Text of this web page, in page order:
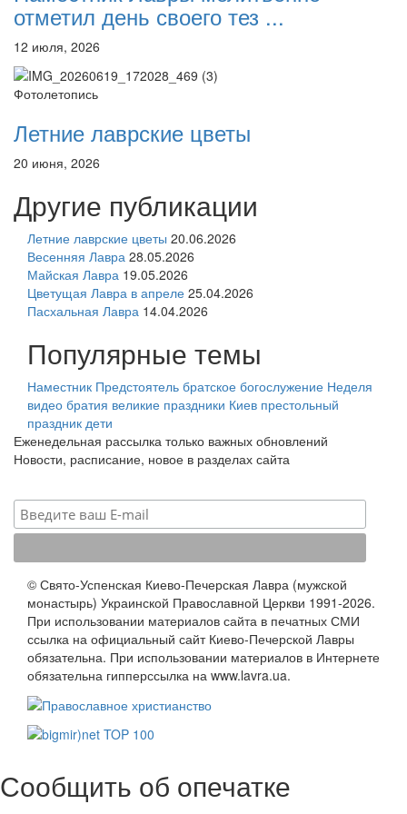
отметил день своего тез ...
12 июля, 2026
Фотолетопись
Летние лаврские цветы
20 июня, 2026
Другие публикации
Летние лаврские цветы 20.06.2026
Весенняя Лавра 28.05.2026
Майская Лавра 19.05.2026
Цветущая Лавра в апреле 25.04.2026
Пасхальная Лавра 14.04.2026
Популярные темы
Наместник Предстоятель братское богослужение Неделя
видео братия великие праздники Киев престольный
праздник дети
Еженедельная рассылка только важных обновлений
Новости, расписание, новое в разделах сайта
© Свято-Успенская Киево-Печерская Лавра (мужской
монастырь) Украинской Православной Церкви 1991-2026.
При использовании материалов сайта в печатных СМИ
ссылка на официальный сайт Киево-Печерской Лавры
обязательна. При использовании материалов в Интернете
обязательна гипперссылка на www.lavra.ua.
Сообщить об опечатке